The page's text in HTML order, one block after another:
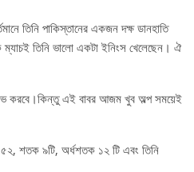
তিনি পাকিস্তানের একজন দক্ষ ডানহাতি
ম্যাচই তিনি ভালো একটা ইনিংস খেলেছেন। ঐ
করবে।কিন্তু এই বাবর আজম খুব অল্প সময়েই
শতক ৯টি, অর্ধশতক ১২ টি এবং তিনি